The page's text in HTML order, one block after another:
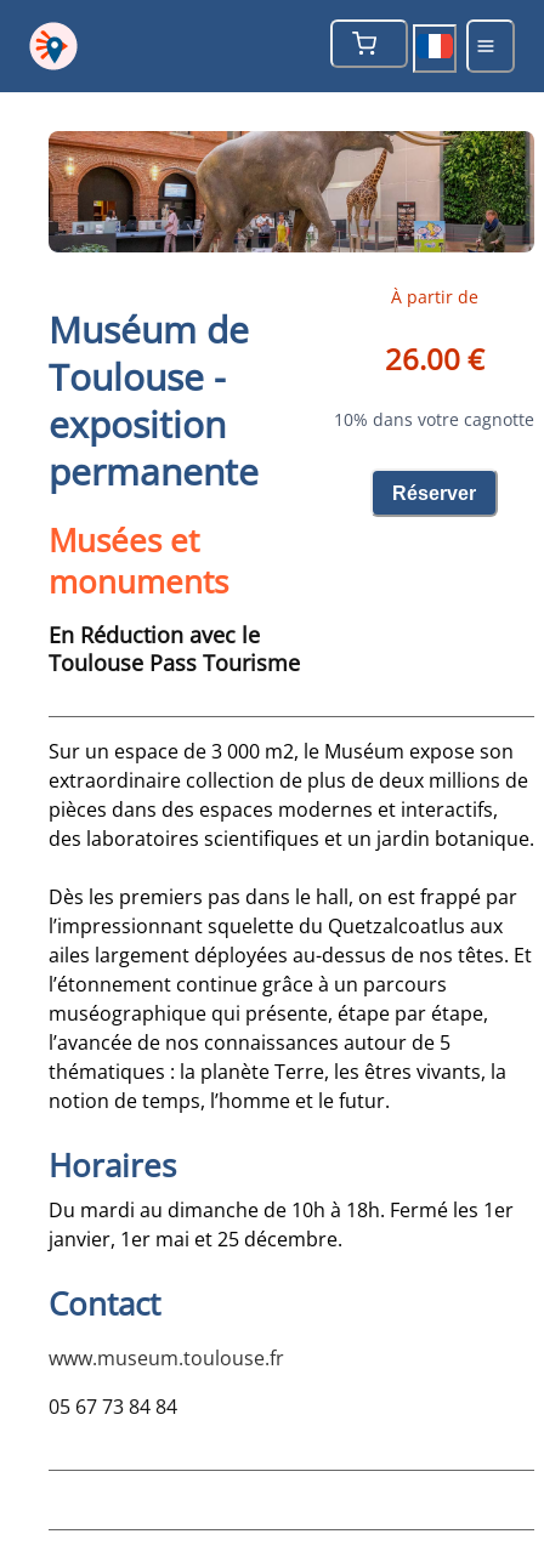
Muséum de
Toulouse -
exposition
permanente
Musées et
monuments
En Réduction avec le
Toulouse Pass Tourisme
À partir de
26.00 €
10% dans votre cagnotte
Réserver
Sur un espace de 3 000 m2, le Muséum expose son
extraordinaire collection de plus de deux millions de
pièces dans des espaces modernes et interactifs,
des laboratoires scientifiques et un jardin botanique.
Dès les premiers pas dans le hall, on est frappé par
l’impressionnant squelette du Quetzalcoatlus aux
ailes largement déployées au-dessus de nos têtes. Et
l’étonnement continue grâce à un parcours
muséographique qui présente, étape par étape,
l’avancée de nos connaissances autour de 5
thématiques : la planète Terre, les êtres vivants, la
notion de temps, l’homme et le futur.
Horaires
Du mardi au dimanche de 10h à 18h. Fermé les 1er
janvier, 1er mai et 25 décembre.
Contact
www.museum.toulouse.fr
05 67 73 84 84